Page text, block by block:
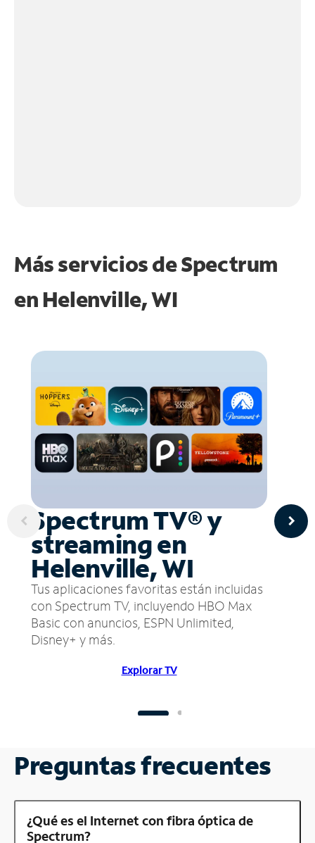
Más servicios de Spectrum
en Helenville, WI
Spectrum TV® y
streaming en
Helenville, WI
Tus aplicaciones favoritas están incluidas
con Spectrum TV, incluyendo HBO Max
Basic con anuncios, ESPN Unlimited,
Disney+ y más.
Explorar TV
Preguntas frecuentes
¿Qué es el Internet con fibra óptica de
Spectrum?